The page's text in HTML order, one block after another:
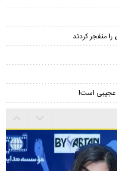
منفجر کردند
عجیبی است!